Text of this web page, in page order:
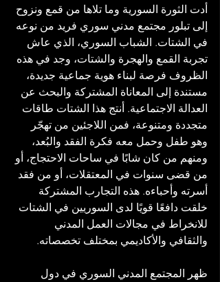
أدت الثورة السورية وما تلاها من قمع ونزوح
إلى تبلور مجتمع مدني سوري فريد من نوعه
في الشتات. الشباب السوري، الذي عاش
تجربة القمع والهجرة والشتات، وجد في هذه
الظروف فرصة لبناء هوية جماعية جديدة،
مستندة إلى المعاناة المشتركة والبحث عن
العدالة الاجتماعية. أنتج هذا الشتات طاقات
متجددة ومتنوعة، فمن اللاجئين من تهجّر
وهو طفل وحمل معه فكرة الفقد والبُعد،
ومنهم من كان شابًا في ساحات الاحتجاج، أو
من قضى سنوات في المعتقلات، أو من فقد
أسرته وأحباءه. هذه التجارب المشتركة
خلقت دافعًا قويًا لدى السوريين في الشتات
للانخراط في مجالات العمل المدني
والثقافي والأكاديمي بمختلف تخصصاته.
ظهر المجتمع المدني السوري في دول